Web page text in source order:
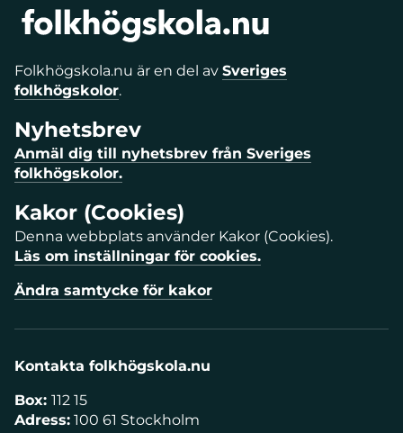
Folkhögskola.nu är en del av Sveriges
folkhögskolor.
Nyhetsbrev
Anmäl dig till nyhetsbrev från Sveriges
folkhögskolor.
Kakor (Cookies)
Denna webbplats använder Kakor (Cookies).
Läs om inställningar för cookies.
Ändra samtycke för kakor
Kontakta folkhögskola.nu
Box: 112 15
Adress: 100 61 Stockholm